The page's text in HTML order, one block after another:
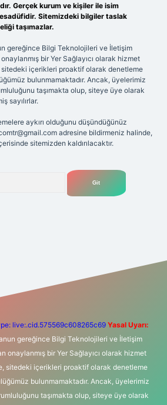
Gerçek kurum ve kişiler ile isim
Sitemizdeki bilgiler taslak
taşımazlar.
gereğince Bilgi Teknolojileri ve İletişim
bir Yer Sağlayıcı olarak hizmet
içerikleri proaktif olarak denetleme
bulunmamaktadır. Ancak, üyelerimiz
taşımakta olup, siteye üye olarak
sayılırlar.
aykırı olduğunu düşündüğünüz
adresine bildirmeniz halinde,
sitemizden kaldırılacaktır.
betexper.xyzm
live:.cid.575569c608265c69 Yasal Uyarı:
gereğince Bilgi Teknolojileri ve İletişim
onaylanmış bir Yer Sağlayıcı olarak hizmet
sitedeki içerikleri proaktif olarak denetleme
bulunmamaktadır. Ancak, üyelerimiz
taşımakta olup, siteye üye olarak